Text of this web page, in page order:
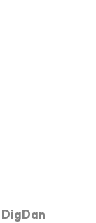
DigDan